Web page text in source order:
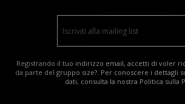
Registrando il tuo indirizzo email, accetti di voler
da parte del gruppo size?. Per conoscere i dettagli
dati, consulta la nostra Politica sulla